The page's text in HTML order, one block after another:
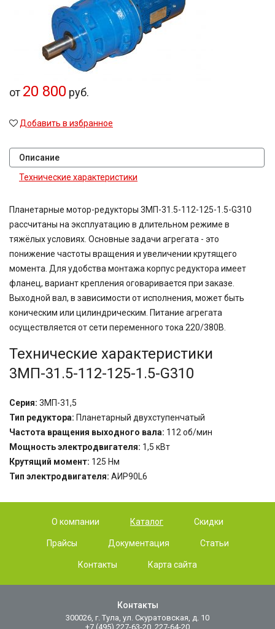
от 20 800 руб.
Добавить в избранное
Описание
Технические характеристики
Планетарные мотор-редукторы 3МП-31.5-112-125-1.5-G310
рассчитаны на эксплуатацию в длительном режиме в
тяжёлых условиях. Основные задачи агрегата - это
понижение частоты вращения и увеличении крутящего
момента. Для удобства монтажа корпус редуктора имеет
фланец, вариант крепления оговаривается при заказе.
Выходной вал, в зависимости от исполнения, может быть
коническим или цилиндрическим. Питание агрегата
осуществляется от сети переменного тока 220/380В.
Технические характеристики
3МП-31.5-112-125-1.5-G310
Серия: 3МП-31,5
Тип редуктора: Планетарный двухступенчатый
Частота вращения выходного вала: 112 об/мин
Мощность электродвигателя: 1,5 кВт
Крутящий момент: 125 Нм
Тип электродвигателя: АИР90L6
О компании Каталог Скидки
Прайсы Документация Статьи
Контакты Карта сайта
Контакты
300026, г. Тула, ул. Скуратовская, д. 10
+7 (495) 227-63-20, 227-64-20